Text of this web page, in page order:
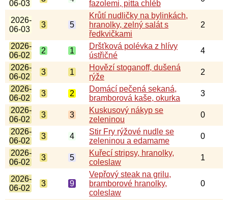
06-03
fazolemi, pitta chléb
2026-
06-03
3 5
Krůtí nudličky na bylinkách,
hranolky, zelný salát s
ředkvičkami
2
2026-
06-02
2 1
Dršťková polévka z hlívy
ústřičné
4
2026-
06-02
3 1
Hovězí stoganoff, dušená
rýže
2
2026-
06-02
3 2
Domácí pečená sekaná,
bramborová kaše, okurka
3
2026-
06-02
3 3
Kuskusový nákyp se
zeleninou
0
2026-
06-02
3 4
Stir Fry rýžové nudle se
zeleninou a edamame
0
2026-
06-02
3 5
Kuřecí stripsy, hranolky,
coleslaw
1
2026-
06-02
3 9
Vepřový steak na grilu,
bramborové hranolky,
coleslaw
0